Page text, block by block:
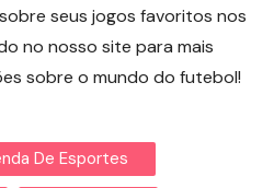
seus jogos favoritos nos
no nosso site para mais
sobre o mundo do futebol!
De Esportes